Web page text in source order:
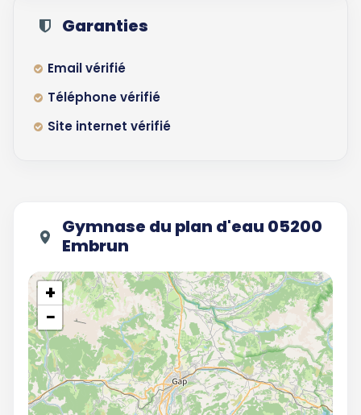
Garanties
Email vérifié
Téléphone vérifié
Site internet vérifié
Gymnase du plan d'eau 05200
Embrun
+
−